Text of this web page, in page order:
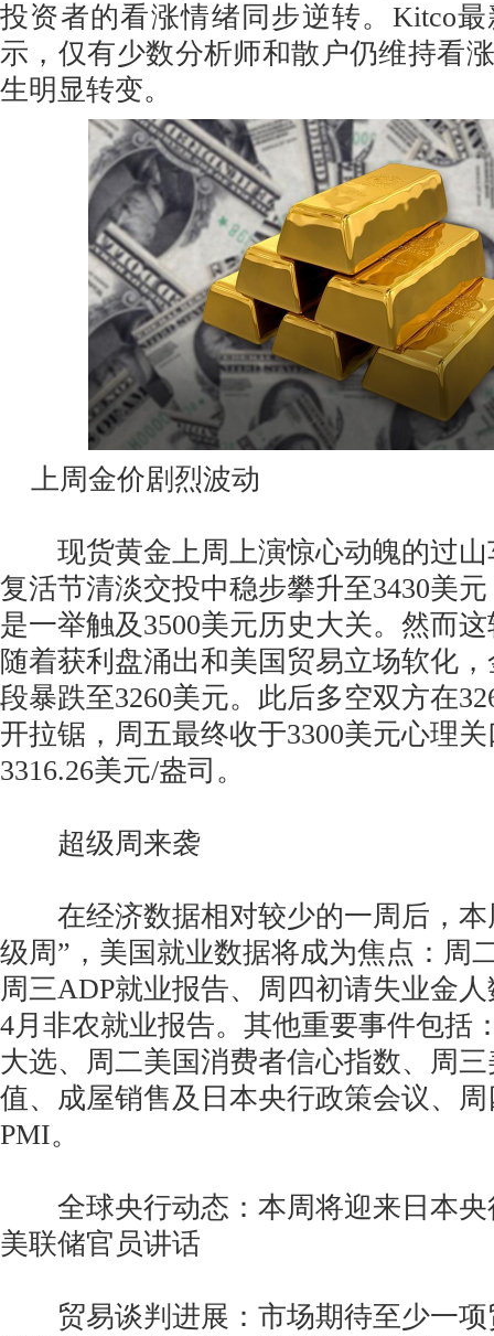
投资者的看涨情绪同步逆转。Kitco
示，仅有少数分析师和散户仍维持看
生明显转变。
上周金价剧烈波动
现货黄金上周上演惊心动魄的过山
复活节清淡交投中稳步攀升至3430美
是一举触及3500美元历史大关。然而
随着获利盘涌出和美国贸易立场软化
段暴跌至3260美元。此后多空双方在
开拉锯，周五最终收于3300美元心理
3316.26美元/盎司。
超级周来袭
在经济数据相对较少的一周后，本
级周”，美国就业数据将成为焦点：周
周三ADP就业报告、周四初请失业金
4月非农就业报告。其他重要事件包括
大选、周二美国消费者信心指数、周
值、成屋销售及日本央行政策会议、
PMI。
全球央行动态：本周将迎来日本央
美联储官员讲话
贸易谈判进展：市场期待至少一项